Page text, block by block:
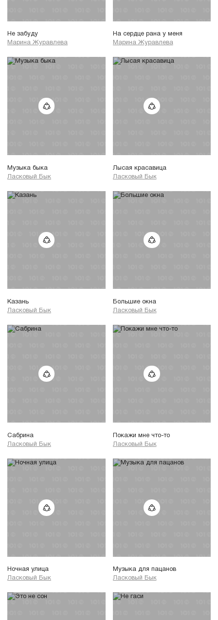
Не забуду
Марина Журавлева
На сердце рана у меня
Марина Журавлева
Музыка быка
Ласковый Бык
Лысая красавица
Ласковый Бык
Казань
Ласковый Бык
Большие окна
Ласковый Бык
Сабрина
Ласковый Бык
Покажи мне что-то
Ласковый Бык
Ночная улица
Ласковый Бык
Музыка для пацанов
Ласковый Бык